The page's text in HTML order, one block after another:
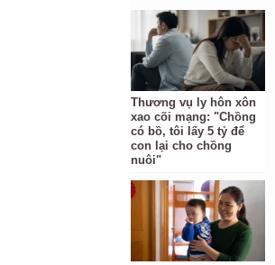
Thương vụ ly hôn xôn
xao cõi mạng: "Chồng
có bồ, tôi lấy 5 tỷ để
con lại cho chồng
nuôi"